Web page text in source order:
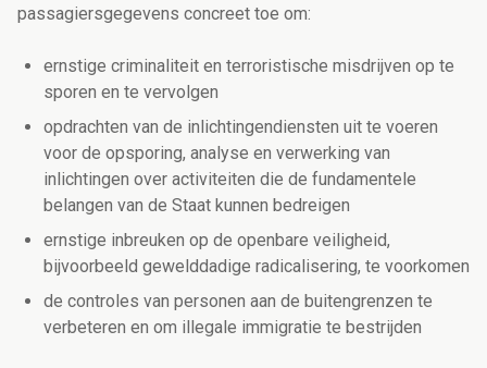
passagiersgegevens concreet toe om:
ernstige criminaliteit en terroristische misdrijven op te
sporen en te vervolgen
opdrachten van de inlichtingendiensten uit te voeren
voor de opsporing, analyse en verwerking van
inlichtingen over activiteiten die de fundamentele
belangen van de Staat kunnen bedreigen
ernstige inbreuken op de openbare veiligheid,
bijvoorbeeld gewelddadige radicalisering, te voorkomen
de controles van personen aan de buitengrenzen te
verbeteren en om illegale immigratie te bestrijden